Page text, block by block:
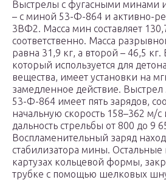
Выстрелы с фугасными минами
– с миной 53-Ф-864 и активно-
3ВФ2. Масса мин составляет
соответственно. Масса
равна 31,9 кг, а второй – 46,5
который используется для
вещества, имеет установки на
замедленное действие.
53-Ф-864 имеет пять зарядов,
начальную скорость 158–362 м/с
дальность стрельбы от 800 до 9
Воспламенительный заряд
стабилизатора мины.
картузах кольцевой формы,
трубке с помощью шелковых